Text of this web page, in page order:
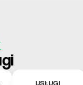
USŁUGI